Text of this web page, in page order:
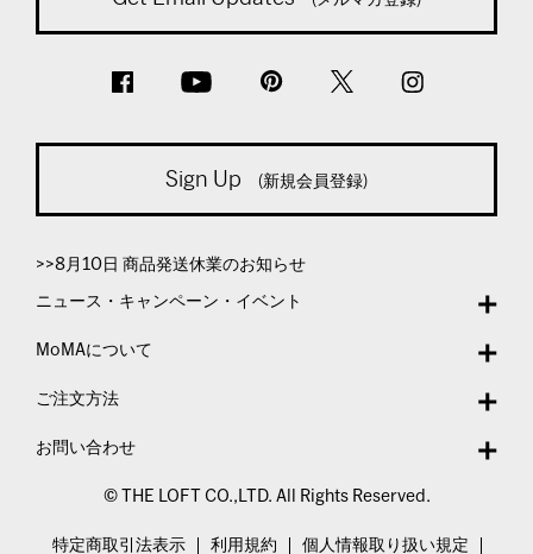
Sign Up (新規会員登録)
>>8月10日 商品発送休業のお知らせ
ニュース・キャンペーン・イベント
MoMAについて
ご注文方法
お問い合わせ
© THE LOFT CO.,LTD. All Rights Reserved.
特定商取引法表示 利用規約 個人情報取り扱い規定